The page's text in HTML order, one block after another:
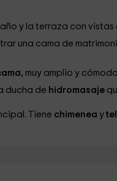
y la terraza con vistas
una cama de
muy amplio y
ducha de hidromasaje
Tiene chimenea y